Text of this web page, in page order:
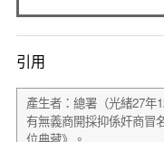
引用